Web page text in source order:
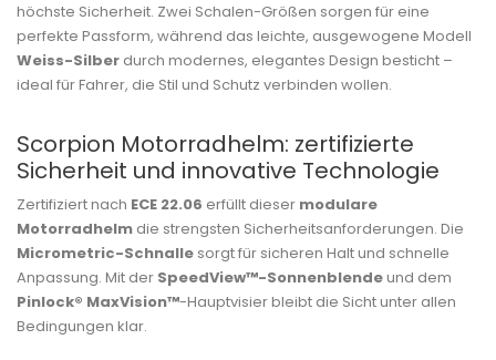
höchste Sicherheit. Zwei Schalen-Größen sorgen für eine
perfekte Passform, während das leichte, ausgewogene Modell
Weiss-Silber durch modernes, elegantes Design besticht –
ideal für Fahrer, die Stil und Schutz verbinden wollen.
Scorpion Motorradhelm: zertifizierte
Sicherheit und innovative Technologie
Zertifiziert nach ECE 22.06 erfüllt dieser modulare
Motorradhelm die strengsten Sicherheitsanforderungen. Die
Micrometric-Schnalle sorgt für sicheren Halt und schnelle
Anpassung. Mit der SpeedView™-Sonnenblendeund dem
Pinlock® MaxVision™-Hauptvisier bleibt die Sicht unter allen
Bedingungen klar.